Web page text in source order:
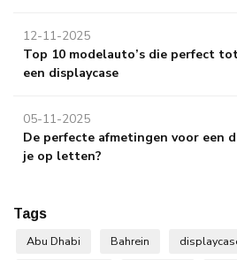
12-11-2025
Top 10 modelauto’s die perfect
een displaycase
05-11-2025
De perfecte afmetingen voor een
je op letten?
Tags
Abu Dhabi
Bahrein